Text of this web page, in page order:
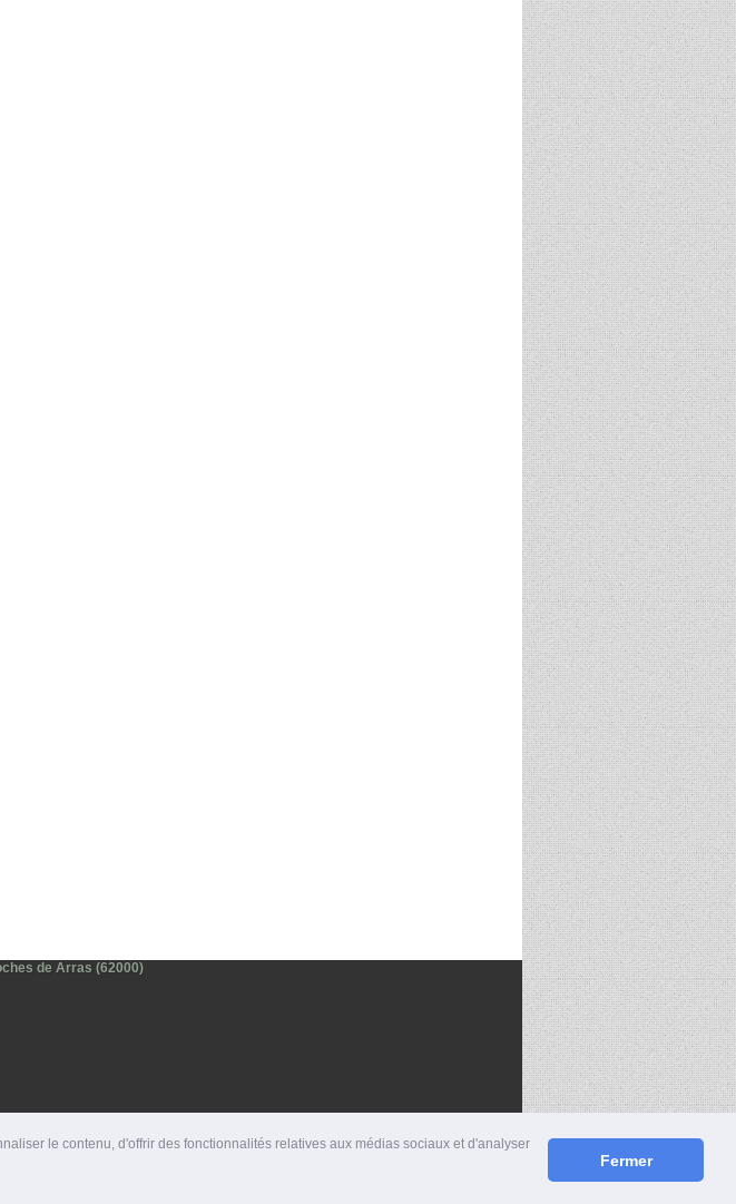
le contenu, d'offrir des fonctionnalités relatives aux médias sociaux et d'analyser
Fermer
de Arras (62000)